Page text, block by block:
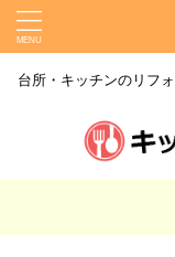
台所・キッチンのリフ